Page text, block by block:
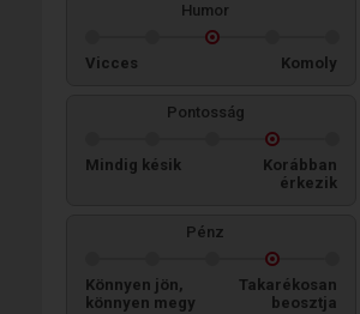
Humor
Vicces Komoly
Pontosság
Mindig késik
Korábban
érkezik
Pénz
Könnyen jön,
könnyen megy
Takarékosan
beosztja